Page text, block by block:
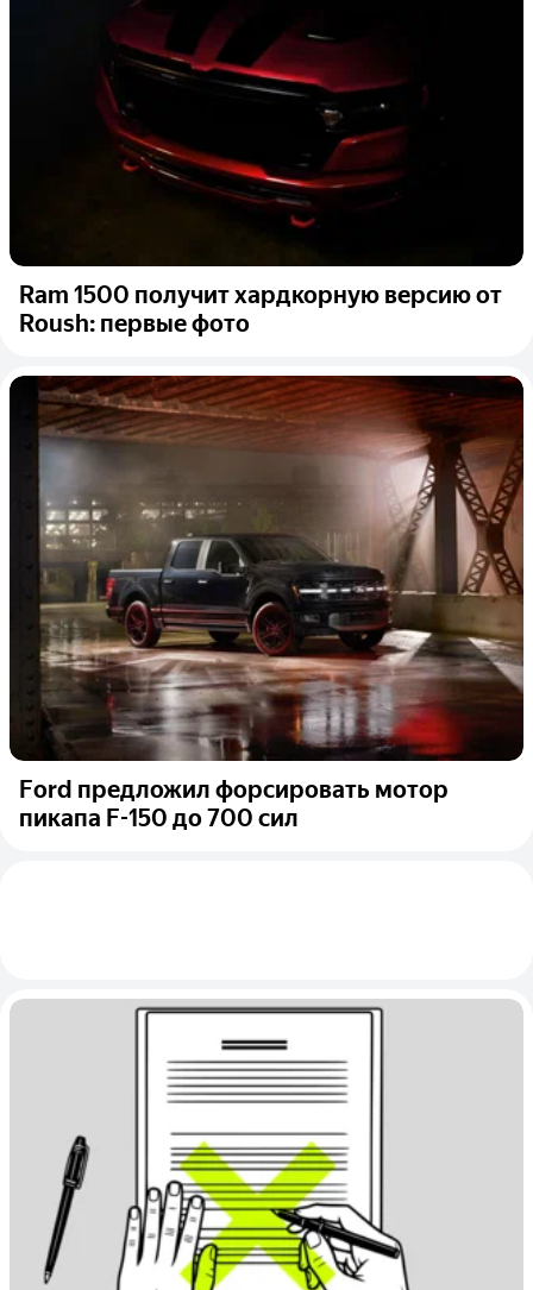
Ram 1500 получит хардкорную версию от
Roush: первые фото
Ford предложил форсировать мотор
пикапа F-150 до 700 сил